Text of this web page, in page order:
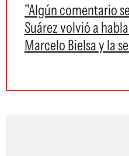
"Algún comentario
Suárez volvió a
Marcelo Bielsa y la